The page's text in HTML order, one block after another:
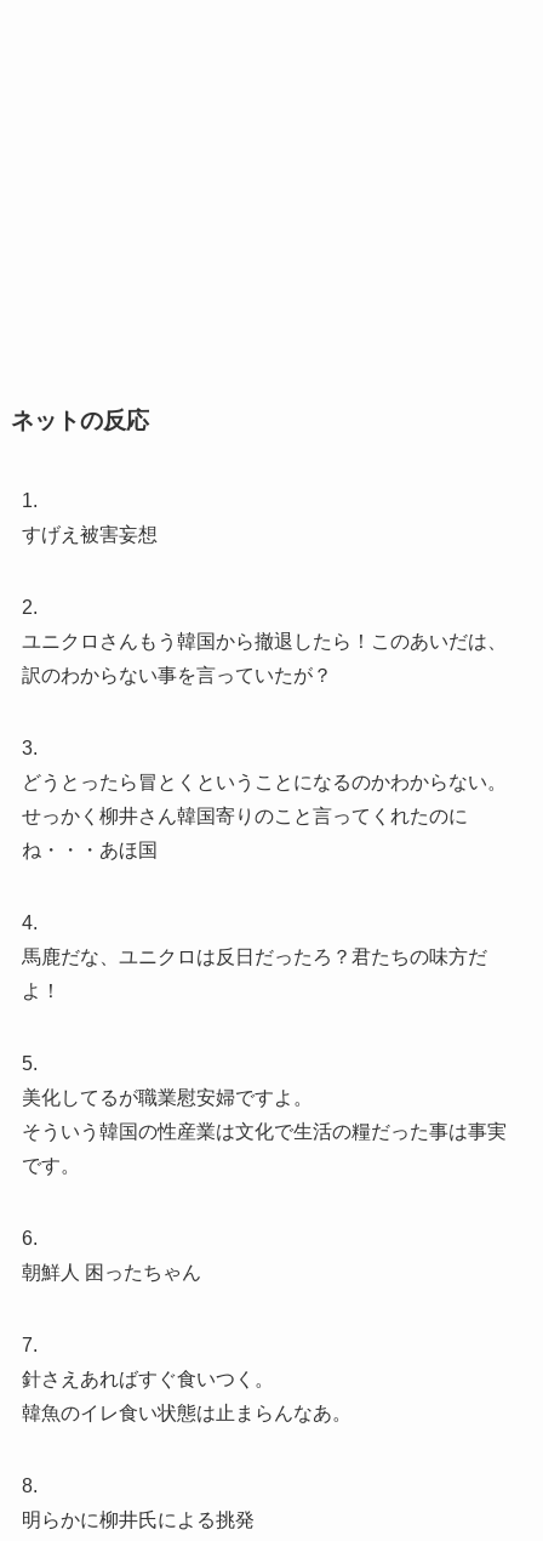
ネットの反応
1.
すげえ被害妄想
2.
ユニクロさんもう韓国から撤退したら！このあいだは、
訳のわからない事を言っていたが？
3.
どうとったら冒とくということになるのかわからない。
せっかく柳井さん韓国寄りのこと言ってくれたのに
ね・・・あほ国
4.
馬鹿だな、ユニクロは反日だったろ？君たちの味方だ
よ！
5.
美化してるが職業慰安婦ですよ。
そういう韓国の性産業は文化で生活の糧だった事は事実
です。
6.
朝鮮人 困ったちゃん
7.
針さえあればすぐ食いつく。
韓魚のイレ食い状態は止まらんなあ。
8.
明らかに柳井氏による挑発